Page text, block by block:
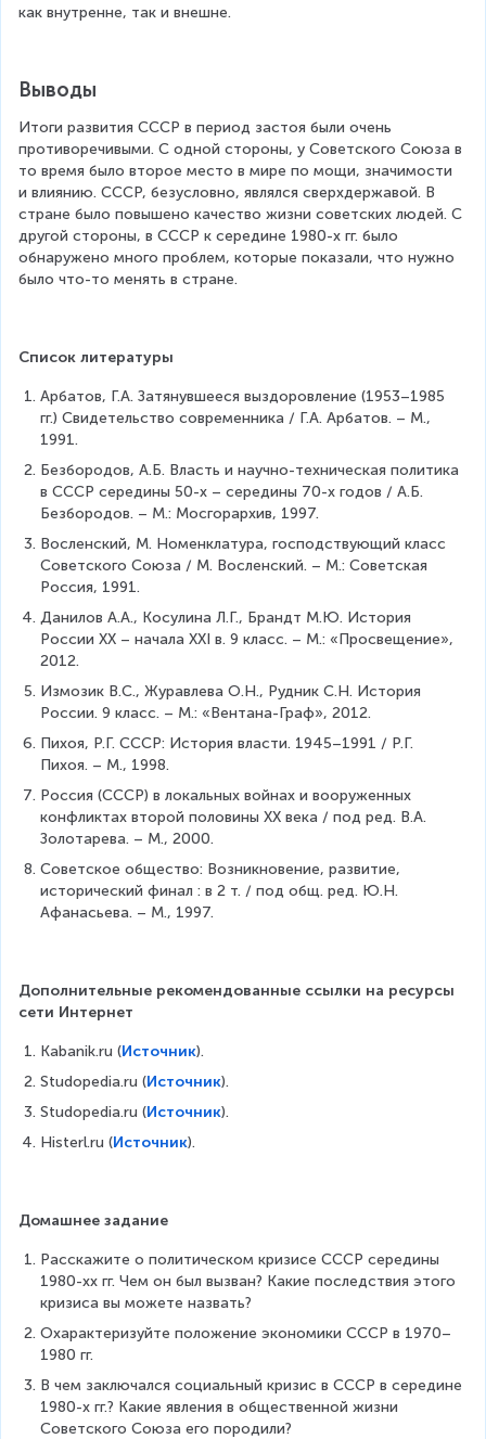
как внутренне, так и внешне.
Выводы
Итоги развития СССР в период застоя были очень
противоречивыми. С одной стороны, у Советского Союза в
то время было второе место в мире по мощи, значимости
и влиянию. СССР, безусловно, являлся сверхдержавой. В
стране было повышено качество жизни советских людей. С
другой стороны, в СССР к середине 1980-х гг. было
обнаружено много проблем, которые показали, что нужно
было что-то менять в стране.
Список литературы
Арбатов, Г.А. Затянувшееся выздоровление (1953–1985
гг.) Свидетельство современника / Г.А. Арбатов. – М.,
1991.
Безбородов, А.Б. Власть и научно-техническая политика
в СССР середины 50-х – середины 70-х годов / А.Б.
Безбородов. – М.: Мосгорархив, 1997.
Восленский, М. Номенклатура, господствующий класс
Советского Союза / М. Восленский. – М.: Советская
Россия, 1991.
Данилов А.А., Косулина Л.Г., Брандт М.Ю. История
России XX – начала XXI в. 9 класс. – М.: «Просвещение»,
2012.
Измозик В.С., Журавлева О.Н., Рудник С.Н. История
России. 9 класс. – М.: «Вентана-Граф», 2012.
Пихоя, Р.Г. СССР: История власти. 1945–1991 / Р.Г.
Пихоя. – М., 1998.
Россия (СССР) в локальных войнах и вооруженных
конфликтах второй половины ХХ века / под ред. В.А.
Золотарева. – М., 2000.
Советское общество: Возникновение, развитие,
исторический финал : в 2 т. / под общ. ред. Ю.Н.
Афанасьева. – М., 1997.
Дополнительные рекомендованные ссылки на ресурсы
сети Интернет
Kabanik.ru (Источник).
Studopedia.ru (Источник).
Studopedia.ru (Источник).
Histerl.ru (Источник).
Домашнее задание
Расскажите о политическом кризисе СССР середины
1980-хх гг. Чем он был вызван? Какие последствия этого
кризиса вы можете назвать?
Охарактеризуйте положение экономики СССР в 1970–
1980 гг.
В чем заключался социальный кризис в СССР в середине
1980-х гг.? Какие явления в общественной жизни
Советского Союза его породили?